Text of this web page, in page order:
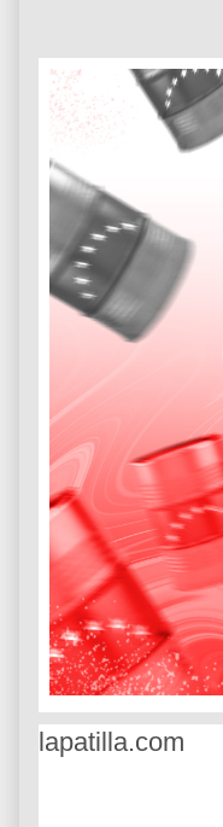
lapatilla.com